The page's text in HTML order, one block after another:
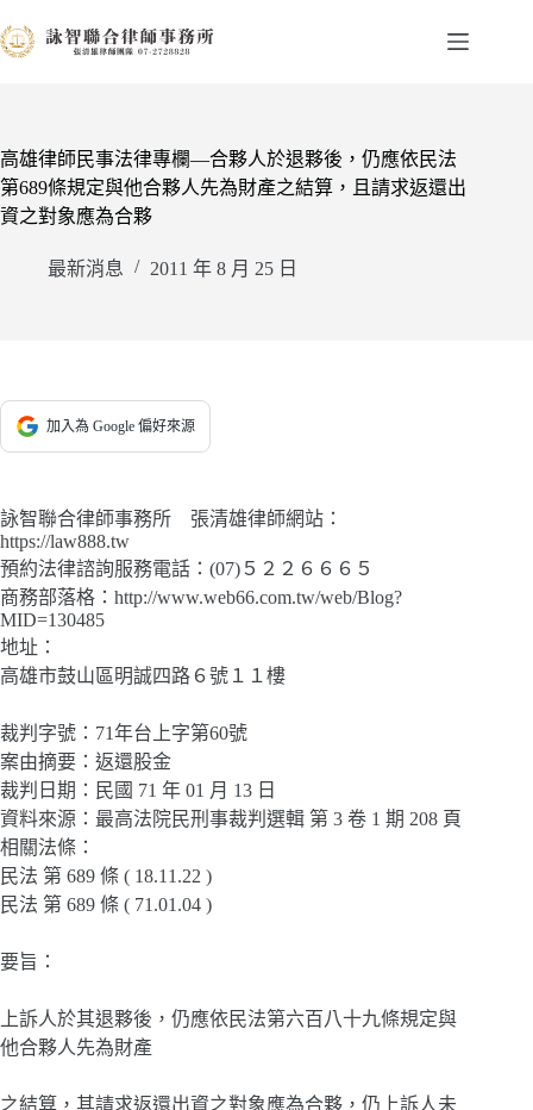
至
容
高雄律師民事法律專欄—合夥人於退夥後，仍應依民法
第689條規定與他合夥人先為財產之結算，且請求返還出
資之對象應為合夥
最新消息 2011 年 8 月 25 日
加入為 Google 偏好來源
詠智聯合律師事務所 張清雄律師網站：
https://law888.tw
預約法律諮詢服務電話：(07)５２２６６６５
商務部落格：http://www.web66.com.tw/web/Blog?
MID=130485
地址：
高雄市鼓山區明誠四路６號１１樓
裁判字號：71年台上字第60號
案由摘要：返還股金
裁判日期：民國 71 年 01 月 13 日
資料來源：最高法院民刑事裁判選輯 第 3 卷 1 期 208 頁
相關法條：
民法 第 689 條 ( 18.11.22 )
民法 第 689 條 ( 71.01.04 )
要旨：
上訴人於其退夥後，仍應依民法第六百八十九條規定與
他合夥人先為財產
之結算，其請求返還出資之對象應為合夥，仍上訴人未